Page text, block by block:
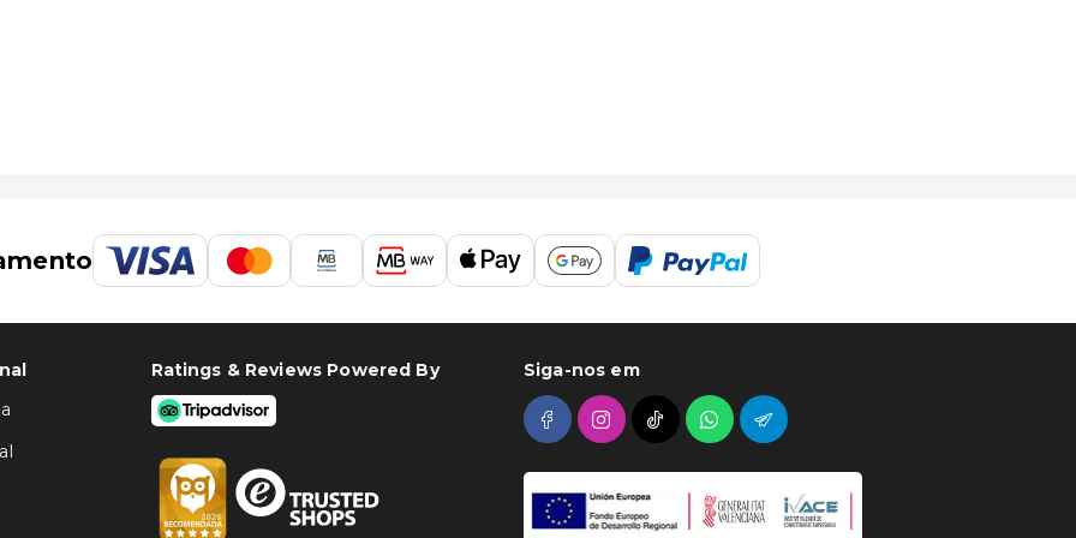
Ratings & Reviews Powered By Siga-nos em